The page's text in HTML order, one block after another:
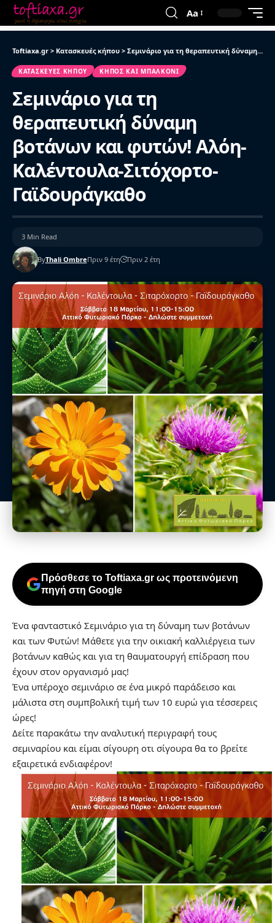
Aa
Toftiaxa.gr > Κατασκευές κήπου > Σεμινάριο για τη θεραπευτική δύναμη βοτάνων και φυτών! Αλόη-Καλέντουλα-Σιτόχορτο-Γαϊδουράγκαθο
ΚΑΤΑΣΚΕΥΈΣ ΚΉΠΟΥ ΚΉΠΟΣ ΚΑΙ ΜΠΑΛΚΌΝΙ
Σεμινάριο για τη
θεραπευτική δύναμη
βοτάνων και φυτών! Αλόη-
Καλέντουλα-Σιτόχορτο-
Γαϊδουράγκαθο
ByThali OmbreΠριν 9 έτη Πριν 2 έτη
3 Min Read
Πρόσθεσε το Toftiaxa.gr ως προτεινόμενη
πηγή στη Google
Ένα φανταστικό Σεμινάριο για τη δύναμη των βοτάνων
και των Φυτών! Μάθετε για την οικιακή καλλιέργεια των
βοτάνων καθώς και για τη θαυματουργή επίδραση που
έχουν στον οργανισμό μας!
Ένα υπέροχο σεμινάριο σε ένα μικρό παράδεισο και
μάλιστα στη συμπβολική τιμή των 10 ευρώ για τέσσερεις
ώρες!
Δείτε παρακάτω την αναλυτική περιγραφή τους
σεμιναρίου και είμαι σίγουρη οτι σίγουρα θα το βρείτε
εξαιρετικά ενδιαφέρον!